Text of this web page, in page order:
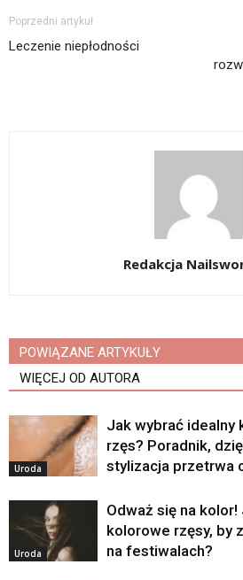
Poprzedni artykuł
Leczenie niepłodności
Redakcja
POWIĄZANE ARTYKUŁY
WIĘCEJ OD AUTORA
Uroda
Jak wybrać idealny
rzęs? Poradnik,
stylizacja przetrwa
Uroda
Odważ się na
kolorowe rzęsy, by
na festiwalach?